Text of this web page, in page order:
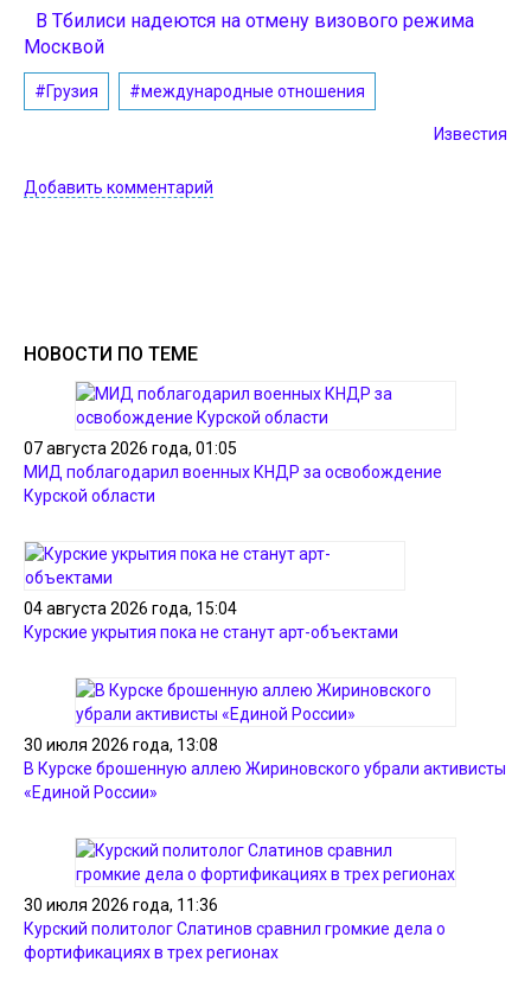
В Тбилиси надеются на отмену визового режима
Москвой
#Грузия #международные отношения
Известия
Добавить комментарий
НОВОСТИ ПО ТЕМЕ
07 августа 2026 года, 01:05
МИД поблагодарил военных КНДР за освобождение
Курской области
04 августа 2026 года, 15:04
Курские укрытия пока не станут арт-объектами
30 июля 2026 года, 13:08
В Курске брошенную аллею Жириновского убрали активисты
«Единой России»
30 июля 2026 года, 11:36
Курский политолог Слатинов сравнил громкие дела о
фортификациях в трех регионах